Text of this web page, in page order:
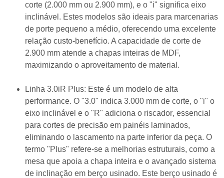
corte (2.000 mm ou 2.900 mm), e o "i" significa eixo
inclinável . Estes modelos são ideais para marcenarias
de porte pequeno a médio, oferecendo uma excelente
relação custo-benefício. A capacidade de corte de
2.900 mm atende a chapas inteiras de MDF,
maximizando o aproveitamento de material.
Linha 3.0iR Plus: Este é um modelo de alta
performance. O "3.0" indica 3.000 mm de corte, o "i" o
eixo inclinável e o "R" adiciona o riscador, essencial
para cortes de precisão em painéis laminados,
eliminando o lascamento na parte inferior da peça. O
termo "Plus" refere-se a melhorias estruturais, como a
mesa que apoia a chapa inteira e o avançado sistema
de inclinação em berço usinado. Este berço usinado é